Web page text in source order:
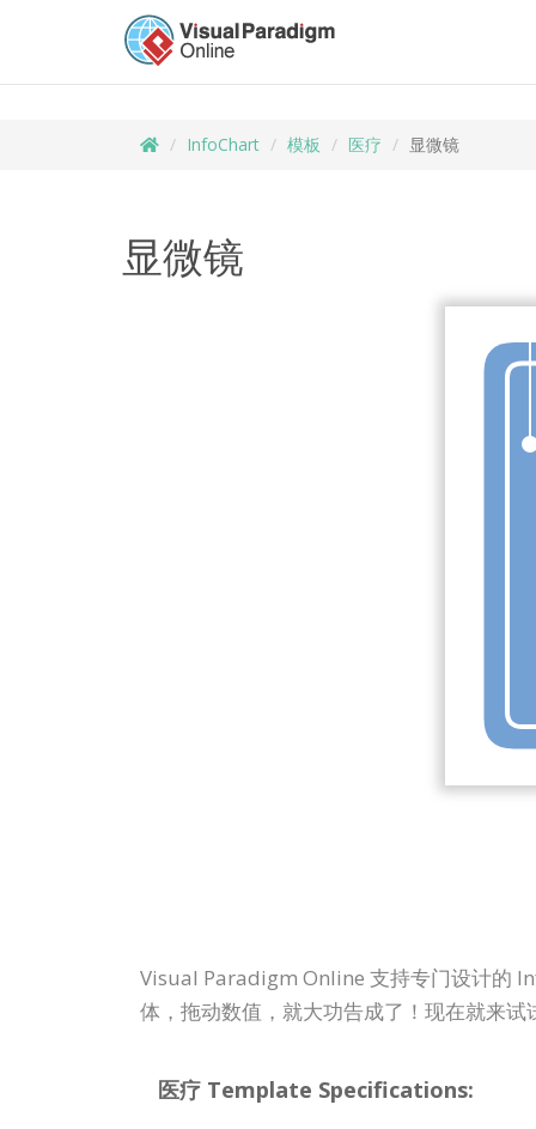
InfoChart 模板 医疗 显微镜
显微镜
Visual Paradigm Online 支持专门设计的
体，拖动数值，就大功告成了！现在就来试
医疗 Template Specifications: